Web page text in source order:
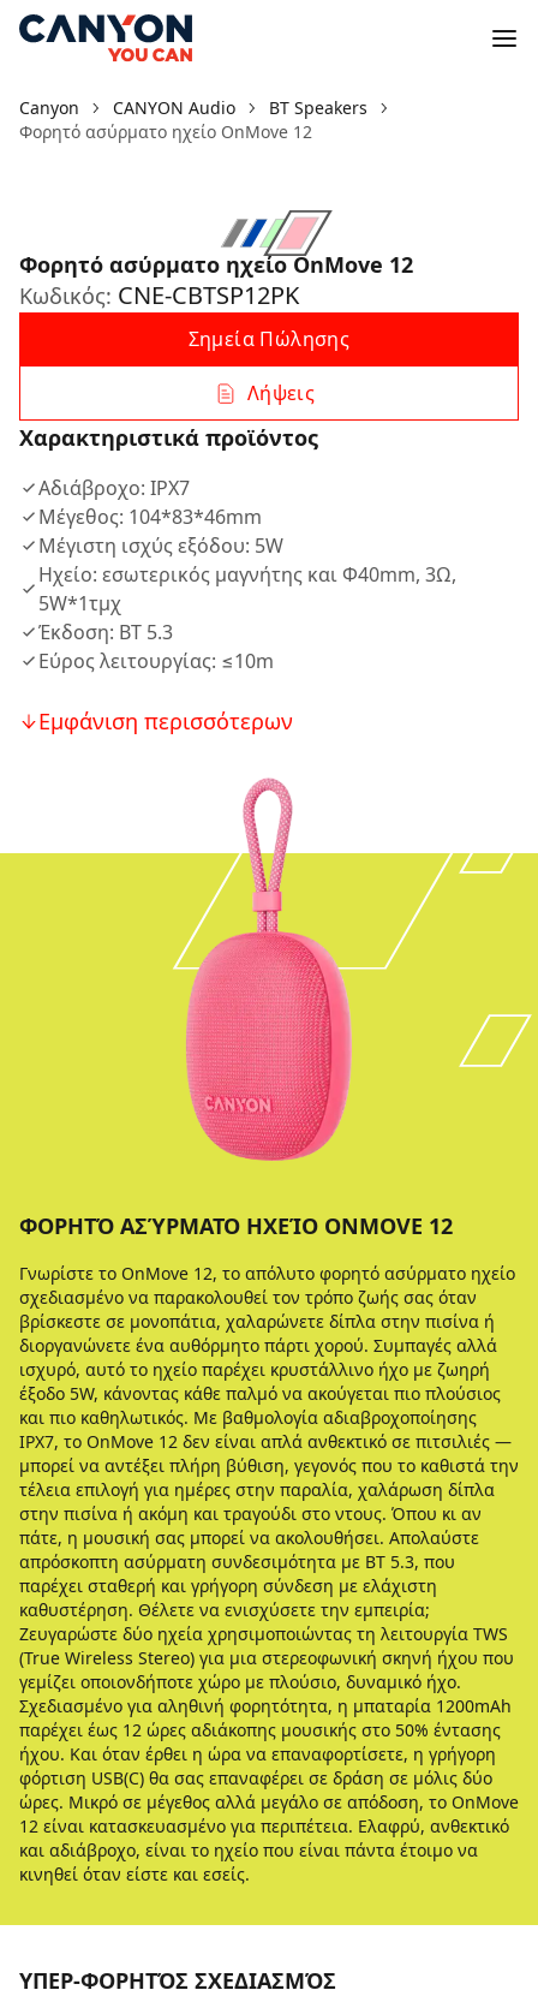
Canyon CANYON Audio
BT Speakers
Φορητό ασύρματο ηχείο OnMove 12
Φορητό ασύρματο ηχείο OnMove 12
Κωδικός: CNE-CBTSP12PK
Σημεία Πώλησης
Λήψεις
Χαρακτηριστικά προϊόντος
Αδιάβροχο: IPX7
Μέγεθος: 104*83*46mm
Μέγιστη ισχύς εξόδου: 5W
Ηχείο: εσωτερικός μαγνήτης και Φ40mm, 3Ω,
5W*1τμχ
Έκδοση: BT 5.3
Εύρος λειτουργίας: ≤10m
Εμφάνιση περισσότερων
ΦΟΡΗΤΌ ΑΣΎΡΜΑΤΟ ΗΧΕΊΟ ONMOVE 12
Γνωρίστε το OnMove 12, το απόλυτο φορητό ασύρματο ηχείο
σχεδιασμένο να παρακολουθεί τον τρόπο ζωής σας όταν
βρίσκεστε σε μονοπάτια, χαλαρώνετε δίπλα στην πισίνα ή
διοργανώνετε ένα αυθόρμητο πάρτι χορού. Συμπαγές αλλά
ισχυρό, αυτό το ηχείο παρέχει κρυστάλλινο ήχο με ζωηρή
έξοδο 5W, κάνοντας κάθε παλμό να ακούγεται πιο πλούσιος
και πιο καθηλωτικός. Με βαθμολογία αδιαβροχοποίησης
IPX7, το OnMove 12 δεν είναι απλά ανθεκτικό σε πιτσιλιές —
μπορεί να αντέξει πλήρη βύθιση, γεγονός που το καθιστά την
τέλεια επιλογή για ημέρες στην παραλία, χαλάρωση δίπλα
στην πισίνα ή ακόμη και τραγούδι στο ντους. Όπου κι αν
πάτε, η μουσική σας μπορεί να ακολουθήσει. Απολαύστε
απρόσκοπτη ασύρματη συνδεσιμότητα με BT 5.3, που
παρέχει σταθερή και γρήγορη σύνδεση με ελάχιστη
καθυστέρηση. Θέλετε να ενισχύσετε την εμπειρία;
Ζευγαρώστε δύο ηχεία χρησιμοποιώντας τη λειτουργία TWS
(True Wireless Stereo) για μια στερεοφωνική σκηνή ήχου που
γεμίζει οποιονδήποτε χώρο με πλούσιο, δυναμικό ήχο.
Σχεδιασμένο για αληθινή φορητότητα, η μπαταρία 1200mAh
παρέχει έως 12 ώρες αδιάκοπης μουσικής στο 50% έντασης
ήχου. Και όταν έρθει η ώρα να επαναφορτίσετε, η γρήγορη
φόρτιση USB(C) θα σας επαναφέρει σε δράση σε μόλις δύο
ώρες. Μικρό σε μέγεθος αλλά μεγάλο σε απόδοση, το OnMove
12 είναι κατασκευασμένο για περιπέτεια. Ελαφρύ, ανθεκτικό
και αδιάβροχο, είναι το ηχείο που είναι πάντα έτοιμο να
κινηθεί όταν είστε και εσείς.
ΥΠΕΡ-ΦΟΡΗΤΌΣ ΣΧΕΔΙΑΣΜΌΣ